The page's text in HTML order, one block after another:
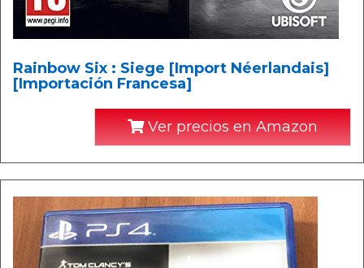
Rainbow Six : Siege [Import Néerlandais]
[Importación Francesa]
Ver precios en Amazon